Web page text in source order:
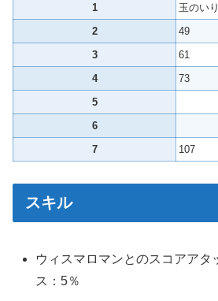
1
玉のい
2
49
3
61
4
73
5
6
7
107
スキル
ウィスマロマンとのスコアアタ
ス：5％